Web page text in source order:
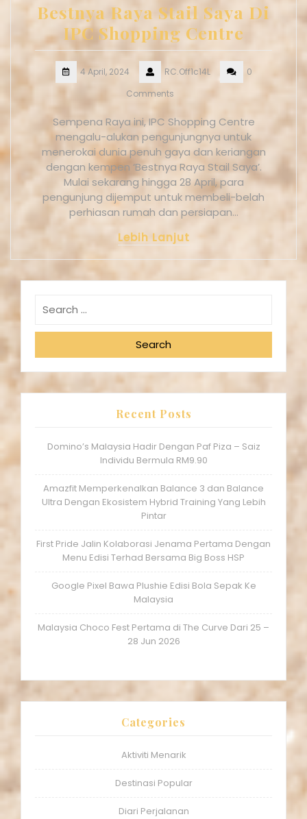
Bestnya Raya Stail Saya Di
IPC Shopping Centre
4 April, 2024 RC.Off1c14L
0
Comments
Sempena Raya ini, IPC Shopping Centre
mengalu-alukan pengunjungnya untuk
menerokai dunia penuh gaya dan keriangan
dengan kempen ‘Bestnya Raya Stail Saya’.
Mulai sekarang hingga 28 April, para
pengunjung dijemput untuk membeli-belah
perhiasan rumah dan persiapan…
Lebih Lanjut
Search
Recent Posts
Domino’s Malaysia Hadir Dengan Paf Piza – Saiz
Individu Bermula RM9.90
Amazfit Memperkenalkan Balance 3 dan Balance
Ultra Dengan Ekosistem Hybrid Training Yang Lebih
Pintar
First Pride Jalin Kolaborasi Jenama Pertama Dengan
Menu Edisi Terhad Bersama Big Boss HSP
Google Pixel Bawa Plushie Edisi Bola Sepak Ke
Malaysia
Malaysia Choco Fest Pertama di The Curve Dari 25 –
28 Jun 2026
Categories
Aktiviti Menarik
Destinasi Popular
Diari Perjalanan